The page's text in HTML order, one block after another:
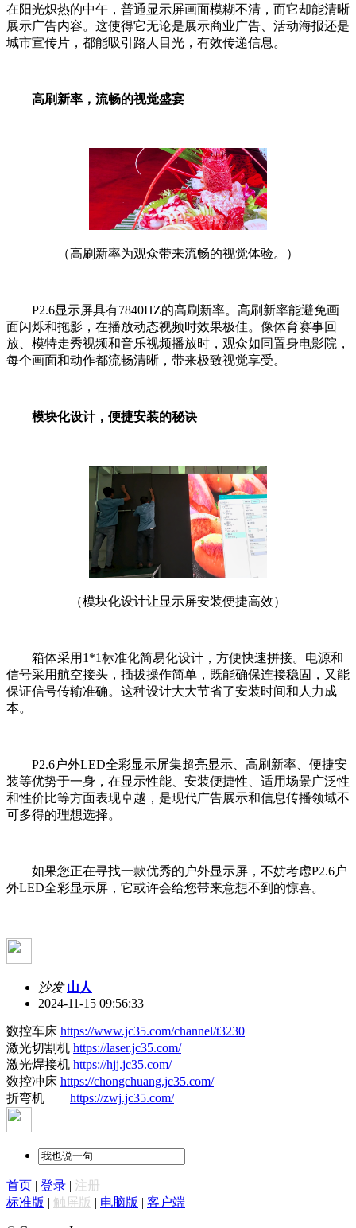
在阳光炽热的中午，普通显示屏画面模糊不清，而它却能清晰
展示广告内容。这使得它无论是展示商业广告、活动海报还是
城市宣传片，都能吸引路人目光，有效传递信息。
高刷新率，流畅的视觉盛宴
（高刷新率为观众带来流畅的视觉体验。）
P2.6显示屏具有7840HZ的高刷新率。高刷新率能避免画
面闪烁和拖影，在播放动态视频时效果极佳。像体育赛事回
放、模特走秀视频和音乐视频播放时，观众如同置身电影院，
每个画面和动作都流畅清晰，带来极致视觉享受。
模块化设计，便捷安装的秘诀
（模块化设计让显示屏安装便捷高效）
箱体采用1*1标准化简易化设计，方便快速拼接。电源和
信号采用航空接头，插拔操作简单，既能确保连接稳固，又能
保证信号传输准确。这种设计大大节省了安装时间和人力成
本。
P2.6户外LED全彩显示屏集超亮显示、高刷新率、便捷安
装等优势于一身，在显示性能、安装便捷性、适用场景广泛性
和性价比等方面表现卓越，是现代广告展示和信息传播领域不
可多得的理想选择。
如果您正在寻找一款优秀的户外显示屏，不妨考虑P2.6户
外LED全彩显示屏，它或许会给您带来意想不到的惊喜。
沙发 山人
2024-11-15 09:56:33
数控车床 https://www.jc35.com/channel/t3230
激光切割机 https://laser.jc35.com/
激光焊接机 https://hjj.jc35.com/
数控冲床 https://chongchuang.jc35.com/
折弯机 https://zwj.jc35.com/
首页 | 登录 | 注册
标准版 | 触屏版 | 电脑版 | 客户端